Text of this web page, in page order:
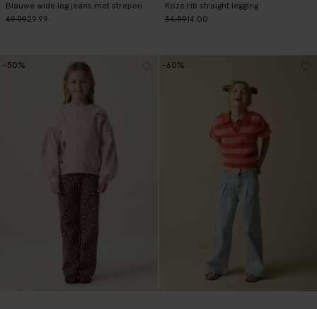
Blauwe wide leg jeans met strepen
49.9929.99
Roze rib straight legging
34.9914.00
-50% -60%